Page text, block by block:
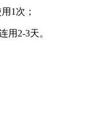
1次；
用2-3天。